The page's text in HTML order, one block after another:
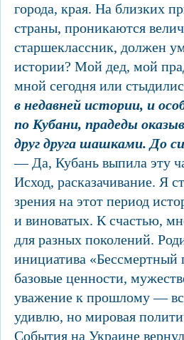
города, края. На близких
страны, проникаются
старшеклассник, должен
истории? Мой дед, мой
мной сегодня или
в недавней истории, и
по Кубани, прадеды
друг друга шашками. До
— Да, Кубань выпила эту
Исход, расказачивание. Я
зрения на этот период
и виноватых. К счастью,
для разных поколений.
инициатива «Бессмертный
базовые ценности,
уважение к прошлому —
удивлю, но мировая
События на Украине